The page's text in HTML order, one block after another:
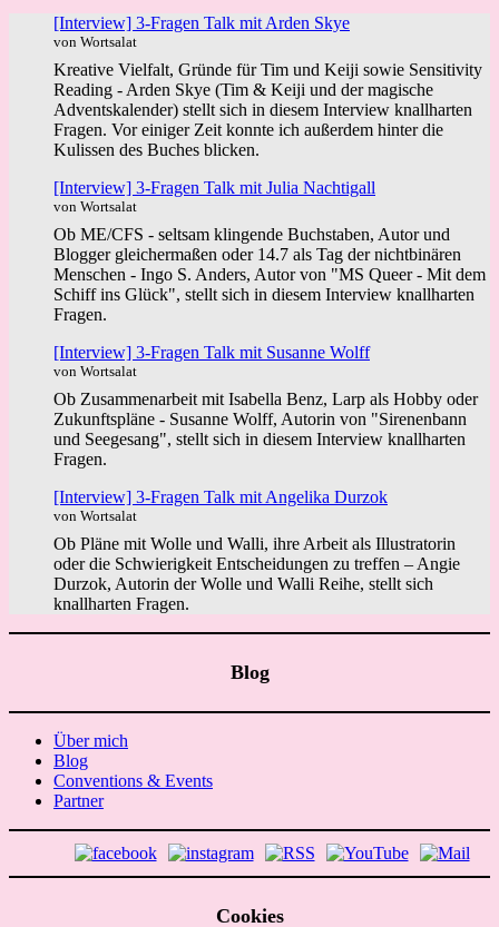
[Interview] 3-Fragen Talk mit Arden Skye
von Wortsalat
Kreative Vielfalt, Gründe für Tim und Keiji sowie Sensitivity
Reading - Arden Skye (Tim & Keiji und der magische
Adventskalender) stellt sich in diesem Interview knallharten
Fragen. Vor einiger Zeit konnte ich außerdem hinter die
Kulissen des Buches blicken.
[Interview] 3-Fragen Talk mit Julia Nachtigall
von Wortsalat
Ob ME/CFS - seltsam klingende Buchstaben, Autor und
Blogger gleichermaßen oder 14.7 als Tag der nichtbinären
Menschen - Ingo S. Anders, Autor von "MS Queer - Mit dem
Schiff ins Glück", stellt sich in diesem Interview knallharten
Fragen.
[Interview] 3-Fragen Talk mit Susanne Wolff
von Wortsalat
Ob Zusammenarbeit mit Isabella Benz, Larp als Hobby oder
Zukunftspläne - Susanne Wolff, Autorin von "Sirenenbann
und Seegesang", stellt sich in diesem Interview knallharten
Fragen.
[Interview] 3-Fragen Talk mit Angelika Durzok
von Wortsalat
Ob Pläne mit Wolle und Walli, ihre Arbeit als Illustratorin
oder die Schwierigkeit Entscheidungen zu treffen – Angie
Durzok, Autorin der Wolle und Walli Reihe, stellt sich
knallharten Fragen.
Blog
Über mich
Blog
Conventions & Events
Partner
Cookies